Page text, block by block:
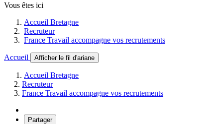
Vous êtes ici
Accueil Bretagne
Recruteur
France Travail accompagne vos recrutements
Accueil Afficher le fil d'ariane
Accueil Bretagne
Recruteur
France Travail accompagne vos recrutements
Partager